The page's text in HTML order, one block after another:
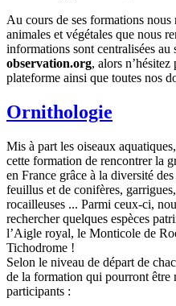
Au cours de ses formations nous
animales et végétales que nous
informations sont centralisées au
observation.org, alors
plateforme ainsi que toutes nos
Ornithologie
Mis à part les oiseaux
cette formation de rencontrer la
en France grâce à la diversité
feuillus et de conifères,
rocailleuses ... Parmi ceux-ci,
rechercher quelques espèces
l’Aigle royal, le Monticole de
Tichodrome !
Selon le niveau de départ de
de la formation qui pourront être
participants :